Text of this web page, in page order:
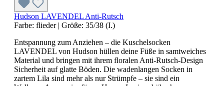
Hudson LAVENDEL Anti-Rutsch
Farbe: flieder | Größe: 35/38 (I.)
Entspannung zum Anziehen – die Kuschelsocken
LAVENDEL von Hudson hüllen deine Füße in samtweiches
Material und bringen mit ihrem floralen Anti-Rutsch-Design
Sicherheit auf glatte Böden. Die wadenlangen Socken in
zartem Lila sind mehr als nur Strümpfe – sie sind ein